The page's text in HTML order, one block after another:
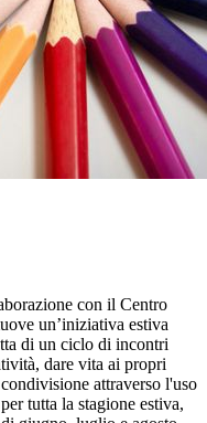
con il Centro
un’iniziativa estiva
di un ciclo di incontri
dare vita ai propri
attraverso l'uso
tutta la stagione estiva,